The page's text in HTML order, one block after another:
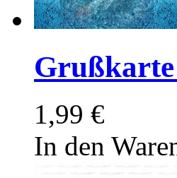
1,99 €
In den